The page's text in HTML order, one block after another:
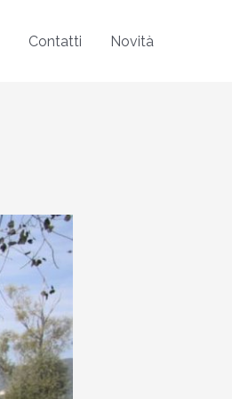
Contatti Novità